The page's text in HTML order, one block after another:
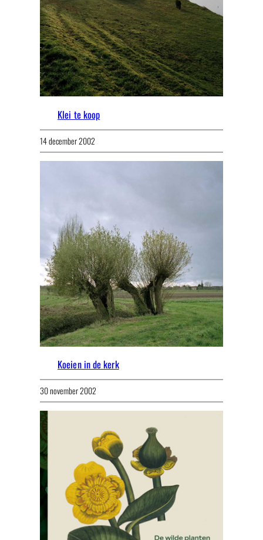
Klei te koop
14 december 2002
Koeien in de kerk
30 november 2002